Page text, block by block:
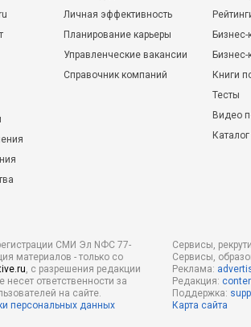
Личная эффективность
Планирование карьеры
Управленческие вакансии
Справочник компаний
Бизнес-
Книги
Тесты
Видео
СМИ Эл NФС 77-
материалов - только со
, с разрешения редакции
несет ответственности за
на сайте.
персональных данных
Сервисы,
Сервисы,
Реклама:
Редакция:
Поддержка:
Карта сайта